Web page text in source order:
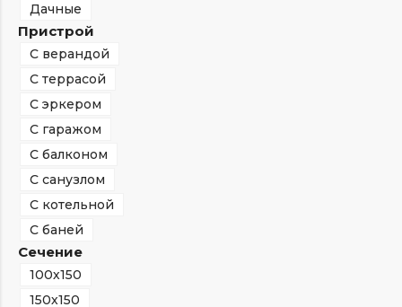
Дачные
Пристрой
С верандой
С террасой
С эркером
С гаражом
С балконом
С санузлом
С котельной
С баней
Сечение
100х150
150х150